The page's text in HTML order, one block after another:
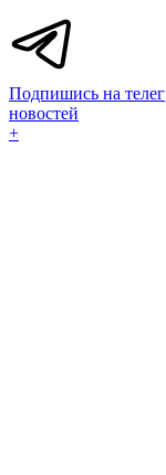
Подпишись на
новостей
+